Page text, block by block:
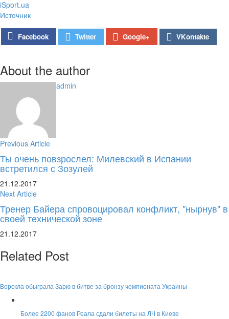
iSport.ua
Источник
Facebook Twitter Google+ VKontakte
About the author
admin
Previous Article
Ты очень повзрослел: Милевский в Испании
встретился с Зозулей
21.12.2017
Next Article
Тренер Байера спровоцировал конфликт, "нырнув" в
своей технической зоне
21.12.2017
Related Post
Ворскла обыграла Зарю в битве за бронзу чемпионата Украины
Более 2200 фанов Реала сдали билеты на ЛЧ в Киеве